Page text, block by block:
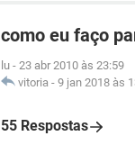
como eu faço
lu - 23 abr 2010 às 23:59
vitoria - 9 jan 2018 às
55 Respostas